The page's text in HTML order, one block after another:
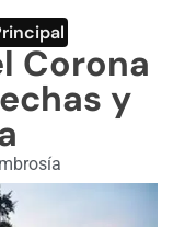
Corona
y